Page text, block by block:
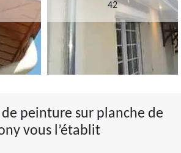
42
de peinture sur planche de
vous l’établit